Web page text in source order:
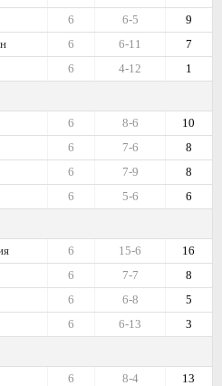
9
6-5
6
7
6-11
6
1
4-12
6
10
8-6
6
8
7-6
6
8
7-9
6
6
5-6
6
16
15-6
6
8
7-7
6
5
6-8
6
3
6-13
6
13
8-4
6